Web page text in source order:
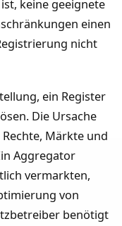
keine geeignete
einen
nicht
ein Register
Die Ursache
Märkte und
Aggregator
vermarkten,
von
benötigt